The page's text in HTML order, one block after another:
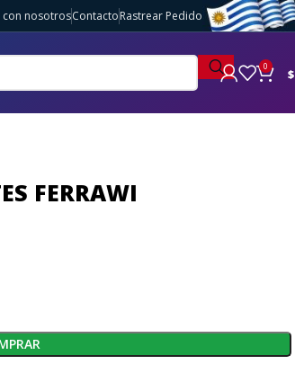
con nosotrosContactoRastrear Pedido
0 $
FERRAWI